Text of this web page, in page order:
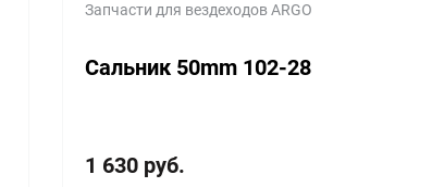
Запчасти для вездеходов ARGO
Сальник 50mm 102-28
1 630 руб.